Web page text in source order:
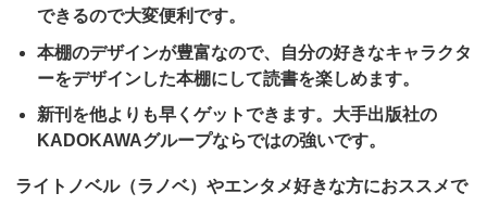
できるので大変便利です。
本棚のデザインが豊富なので、自分の好きなキャラクタ
ーをデザインした本棚にして読書を楽しめます。
新刊を他よりも早くゲットできます。大手出版社の
KADOKAWAグループならではの強いです。
ライトノベル（ラノベ）やエンタメ好きな方におススメで